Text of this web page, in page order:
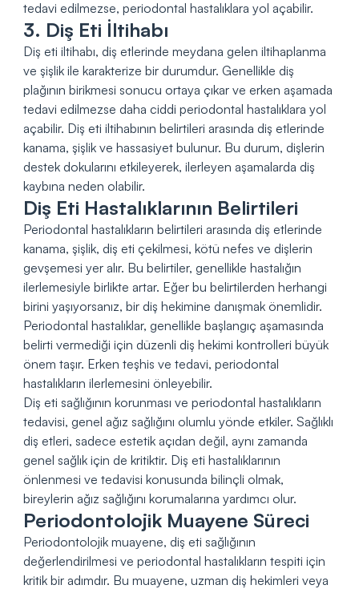
tedavi edilmezse, periodontal hastalıklara yol açabilir.
3. Diş Eti İltihabı
Diş eti iltihabı, diş etlerinde meydana gelen iltihaplanma
ve şişlik ile karakterize bir durumdur. Genellikle diş
plağının birikmesi sonucu ortaya çıkar ve erken aşamada
tedavi edilmezse daha ciddi periodontal hastalıklara yol
açabilir. Diş eti iltihabının belirtileri arasında diş etlerinde
kanama, şişlik ve hassasiyet bulunur. Bu durum, dişlerin
destek dokularını etkileyerek, ilerleyen aşamalarda diş
kaybına neden olabilir.
Diş Eti Hastalıklarının Belirtileri
Periodontal hastalıkların belirtileri arasında diş etlerinde
kanama, şişlik, diş eti çekilmesi, kötü nefes ve dişlerin
gevşemesi yer alır. Bu belirtiler, genellikle hastalığın
ilerlemesiyle birlikte artar. Eğer bu belirtilerden herhangi
birini yaşıyorsanız, bir diş hekimine danışmak önemlidir.
Periodontal hastalıklar, genellikle başlangıç aşamasında
belirti vermediği için düzenli diş hekimi kontrolleri büyük
önem taşır. Erken teşhis ve tedavi, periodontal
hastalıkların ilerlemesini önleyebilir.
Diş eti sağlığının korunması ve periodontal hastalıkların
tedavisi, genel ağız sağlığını olumlu yönde etkiler. Sağlıklı
diş etleri, sadece estetik açıdan değil, aynı zamanda
genel sağlık için de kritiktir. Diş eti hastalıklarının
önlenmesi ve tedavisi konusunda bilinçli olmak,
bireylerin ağız sağlığını korumalarına yardımcı olur.
Periodontolojik Muayene Süreci
Periodontolojik muayene, diş eti sağlığının
değerlendirilmesi ve periodontal hastalıkların tespiti için
kritik bir adımdır. Bu muayene, uzman diş hekimleri veya